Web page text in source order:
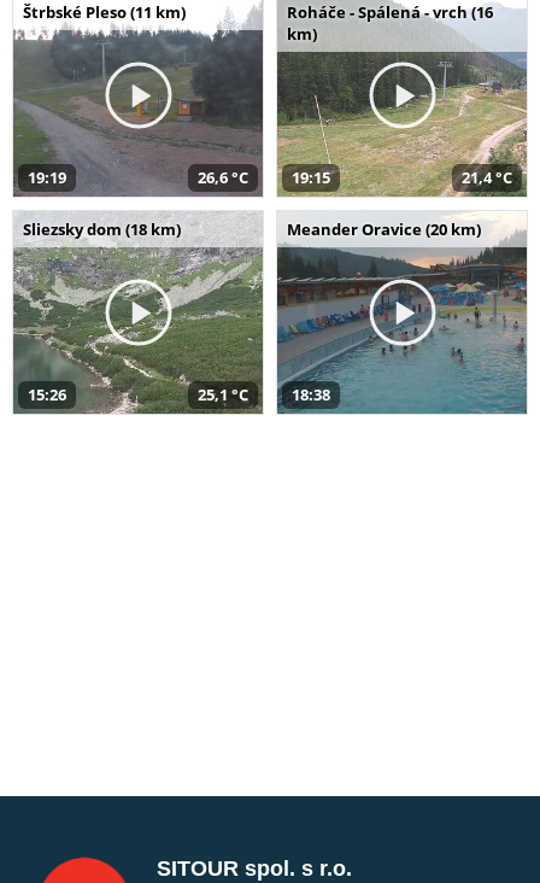
Štrbské Pleso (11 km)
19:19 26,6 °C
Roháče - Spálená - vrch (16
km)
19:15 21,4 °C
Sliezsky dom (18 km)
15:26 25,1 °C
Meander Oravice (20 km)
18:38
SITOUR spol. s r.o.